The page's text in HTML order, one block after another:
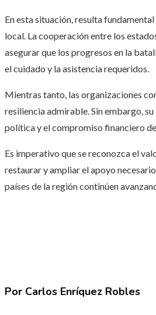
En esta situación, resulta
local. La cooperación entre los
asegurar que los progresos en la
el cuidado y la asistencia requeridos.
Mientras tanto, las organizaciones
resiliencia admirable. Sin embargo,
política y el compromiso financiero
Es imperativo que se reconozca el
restaurar y ampliar el apoyo
países de la región continúen
Por Carlos Enríquez Robles